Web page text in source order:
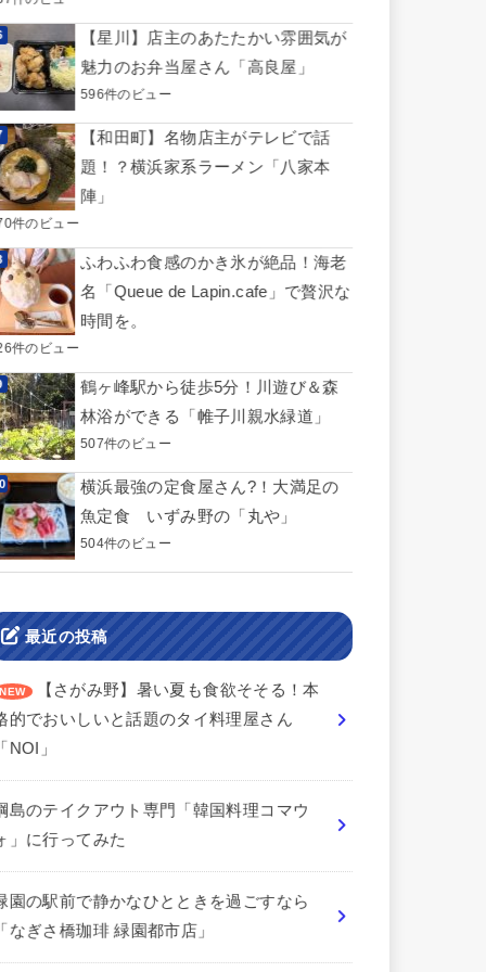
【星川】店主のあたたかい雰囲気が
魅力のお弁当屋さん「高良屋」
596件のビュー
【和田町】名物店主がテレビで話
題！？横浜家系ラーメン「八家本
陣」
件のビュー
ふわふわ食感のかき氷が絶品！海老
名「Queue de Lapin.cafe」で贅沢な
時間を。
件のビュー
鶴ヶ峰駅から徒歩5分！川遊び＆森
林浴ができる「帷子川親水緑道」
507件のビュー
横浜最強の定食屋さん?！大満足の
魚定食 いずみ野の「丸や」
504件のビュー
最近の投稿
【さがみ野】暑い夏も食欲そそる！本
的でおいしいと話題のタイ料理屋さん
NOI」
島のテイクアウト専門「韓国料理コマウ
」に行ってみた
園の駅前で静かなひとときを過ごすなら
なぎさ橋珈琲 緑園都市店」